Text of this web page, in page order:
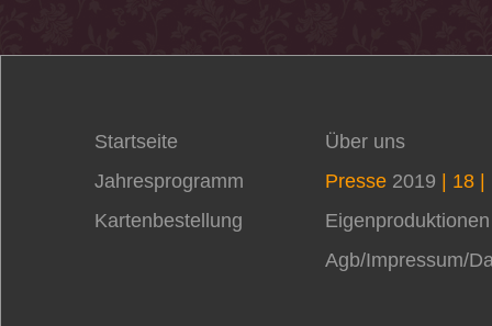
Startseite
Jahresprogramm
Kartenbestellung
Über uns
Presse 2019 | 18 |
Eigenproduktionen
Agb/Impressum/